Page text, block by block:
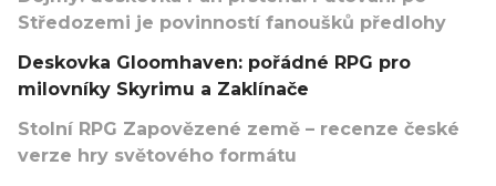
Středozemi je povinností fanoušků předlohy
Deskovka Gloomhaven: pořádné RPG pro
milovníky Skyrimu a Zaklínače
Stolní RPG Zapovězené země – recenze české
verze hry světového formátu